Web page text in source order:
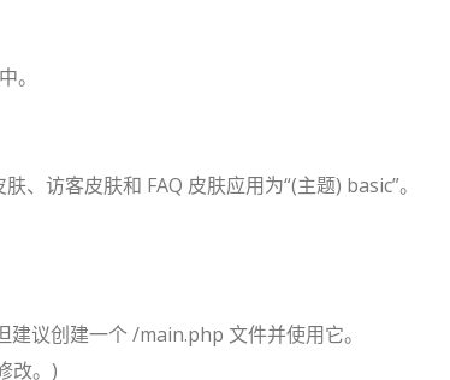
。
、访客皮肤和 FAQ 皮肤应用为“(主题) basic”。
议创建一个 /main.php 文件并使用它。
改。)